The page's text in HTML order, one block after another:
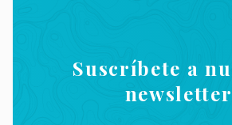
Suscríbete a
newsletter